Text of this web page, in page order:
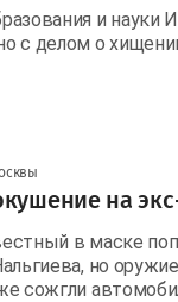
и
с делом о
на
в маске
но
сожгли